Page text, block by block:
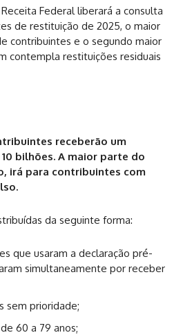
Federal liberará a consulta
de restituição de 2025, o maior
contribuintes e o segundo maior
contempla restituições residuais
receberão um
bilhões. A maior parte do
irá para contribuintes com
da seguinte forma:
que usaram a declaração pré-
simultaneamente por receber
sem prioridade;
60 a 79 anos;